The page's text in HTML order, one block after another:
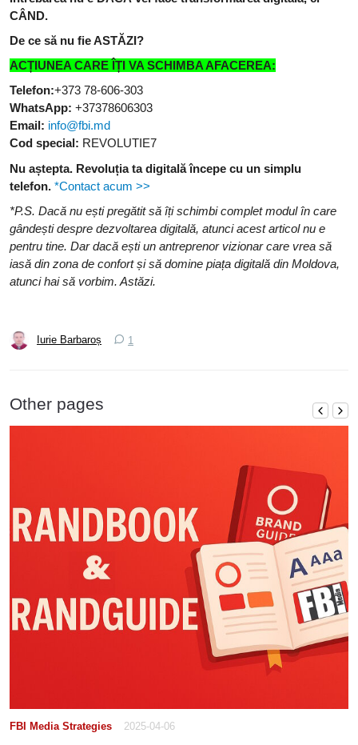
CÂND.
De ce să nu fie ASTĂZI?
ACȚIUNEA CARE ÎȚI VA SCHIMBA AFACEREA:
Telefon:+373 78-606-303
WhatsApp: +37378606303
Email: info@fbi.md
Cod special: REVOLUTIE7
Nu aștepta. Revoluția ta digitală începe cu un simplu
telefon. *Contact acum >>
*P.S. Dacă nu ești pregătit să îți schimbi complet modul în care
gândești despre dezvoltarea digitală, atunci acest articol nu e
pentru tine. Dar dacă ești un antreprenor vizionar care vrea să
iasă din zona de confort și să domine piața digitală din Moldova,
atunci hai să vorbim. Astăzi.
Iurie Barbaroș 1
Other pages
FBI Media Strategies 2025-04-06